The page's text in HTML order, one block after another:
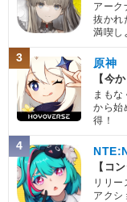
アーク
抜かれ
満喫し
3 原神
【今
まも
から始
得！
4
【コ
リリ
アクシ